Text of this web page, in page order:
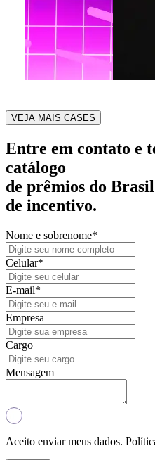
VEJA MAIS CASES
Entre em contato e
catálogo
de prêmios do Brasil
de incentivo.
Nome e sobrenome*
Celular*
E-mail*
Empresa
Cargo
Mensagem
Aceito enviar meus dados.